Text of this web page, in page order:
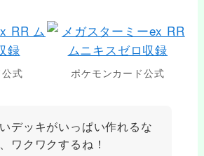
式 ポケモンカード公式
デッキがいっぱい作れるな
ワクワクするね！